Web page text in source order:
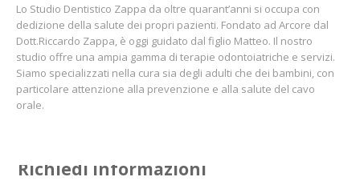
Lo Studio Dentistico Zappa da oltre quarant’anni si occupa con
dedizione della salute dei propri pazienti. Fondato ad Arcore dal
Dott.Riccardo Zappa, è oggi guidato dal figlio Matteo. Il nostro
studio offre una ampia gamma di terapie odontoiatriche e servizi.
Siamo specializzati nella cura sia degli adulti che dei bambini, con
particolare attenzione alla prevenzione e alla salute del cavo
orale.
Richiedi informazioni